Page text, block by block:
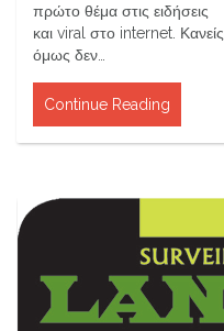
πρώτο θέμα στις ειδήσεις
και viral στο internet. Κανείς
όμως δεν…
Continue Reading